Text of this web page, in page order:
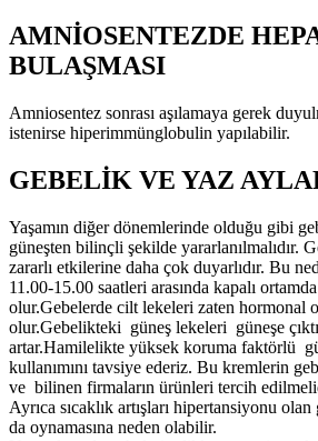
AMNİOSENTEZDE
BULAŞMASI
Amniosentez sonrası aşılamaya gerek
istenirse hiperimmünglobulin yapılabilir.
GEBELİK VE YAZ
Yaşamın diğer dönemlerinde olduğu gibi
güneşten bilinçli şekilde yararlanılmalıdır.
zararlı etkilerine daha çok duyarlıdır. Bu
11.00-15.00 saatleri arasında kapalı
olur.Gebelerde cilt lekeleri zaten hormonal
olur.Gebelikteki güneş lekeleri güneşe
artar.Hamilelikte yüksek koruma faktörlü
kullanımını tavsiye ederiz. Bu kremlerin
ve bilinen firmaların ürünleri tercih
Ayrıca sıcaklık artışları hipertansiyonu olan
da oynamasına neden olabilir.